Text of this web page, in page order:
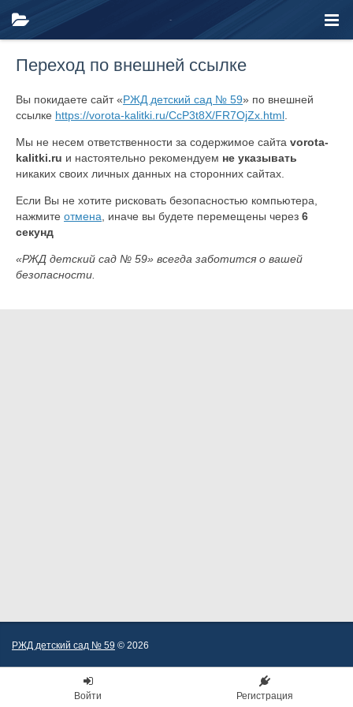
Переход по внешней ссылке
Вы покидаете сайт «РЖД детский сад № 59» по внешней
ссылке https://vorota-kalitki.ru/CcP3t8X/FR7OjZx.html
Мы не несем ответственности за содержимое сайта vorota-
kalitki.ru и настоятельно рекомендуем не указывать
никаких своих личных данных на сторонних сайтах.
Если Вы не хотите рисковать безопасностью компьютера,
нажмите отмена , иначе вы будете перемещены через 6
секунд
«РЖД детский сад № 59» всегда заботится о вашей
безопасности.
РЖД детский сад № 59 © 2026
Войти Регистрация